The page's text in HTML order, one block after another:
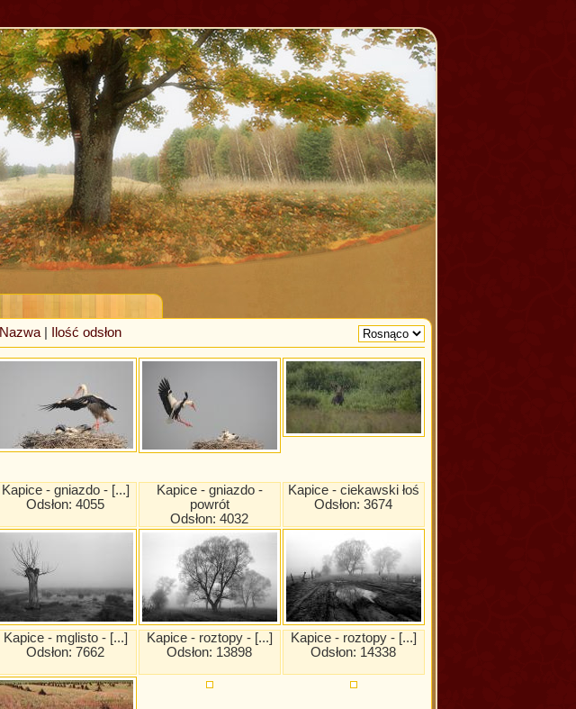
Nazwa| Ilość odsłon
Kapice - gniazdo - [...]
Odsłon: 4055
Kapice - gniazdo -
powrót
Odsłon: 4032
Kapice - ciekawski łoś
Odsłon: 3674
Kapice - mglisto - [...]
Odsłon: 7662
Kapice - roztopy - [...]
Odsłon: 13898
Kapice - roztopy - [...]
Odsłon: 14338